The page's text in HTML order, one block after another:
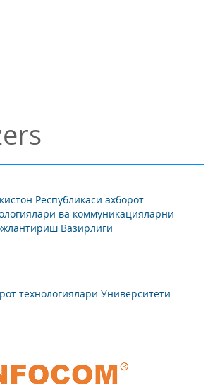
Республикаси ахборот
ва коммуникацияларни
Вазирлиги
технологиялари Университети